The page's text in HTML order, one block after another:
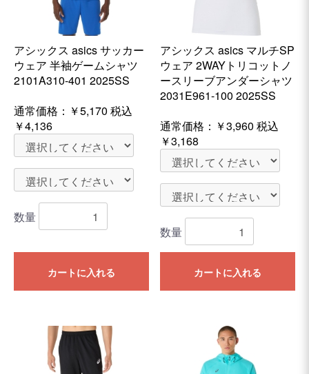
アシックス asics サッカー
ウェア 半袖ゲームシャツ
2101A310-401 2025SS
通常価格： ￥5,170 税込
￥4,136
数量
カートに入れる
アシックス asics マルチSP
ウェア 2WAYトリコットノ
ースリーブアンダーシャツ
2031E961-100 2025SS
通常価格： ￥3,960 税込
￥3,168
数量
カートに入れる